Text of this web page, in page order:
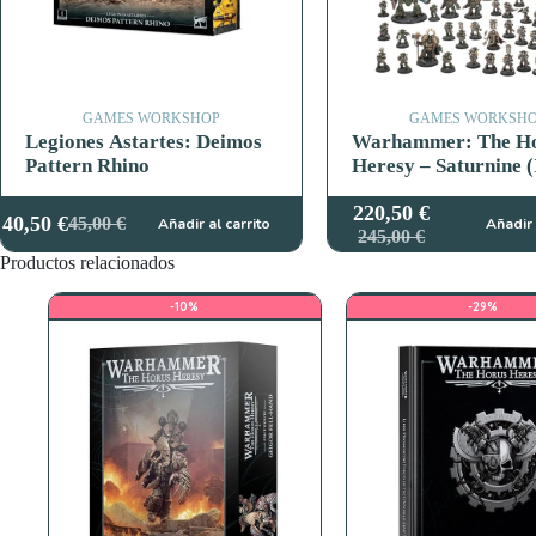
GAMES WORKSHOP
Legiones Astartes: Deimos
Pattern Rhino
45,00€
El
precio
40,50€El
precio
Añadir al carrito
GAMES
Warhammer: The
Heresy – Saturnine
245,00€
El
precio
220,50€
El
precio
Añadir
Productos relacionados
-10% -29%